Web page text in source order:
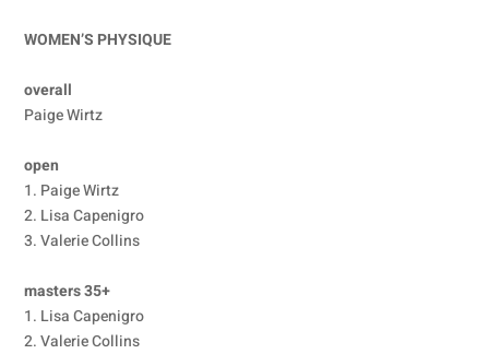
WOMEN’S PHYSIQUE
overall
Paige Wirtz
open
1. Paige Wirtz
2. Lisa Capenigro
3. Valerie Collins
masters 35+
1. Lisa Capenigro
2. Valerie Collins